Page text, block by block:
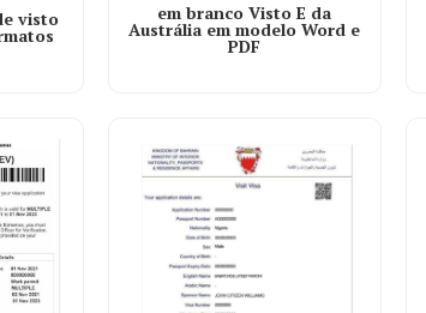
visto em branco Visto E da
Austrália em modelo Word e
PDF